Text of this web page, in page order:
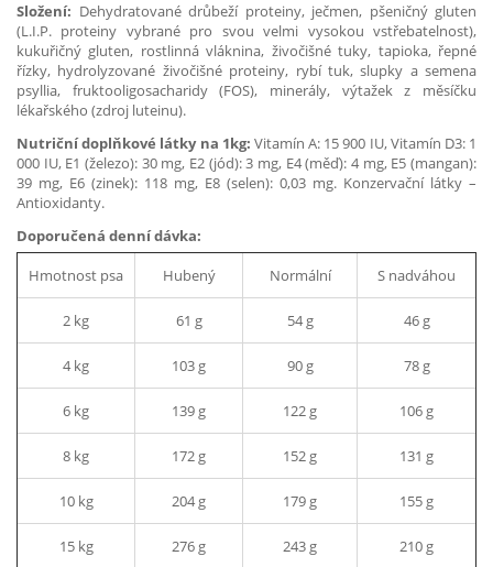
Složení: Dehydratované drůbeží proteiny, ječmen, pšeničný gluten
(L.I.P. proteiny vybrané pro svou velmi vysokou vstřebatelnost),
kukuřičný gluten, rostlinná vláknina, živočišné tuky, tapioka, řepné
řízky, hydrolyzované živočišné proteiny, rybí tuk, slupky a semena
psyllia, fruktooligosacharidy (FOS), minerály, výtažek z měsíčku
lékařského (zdroj luteinu).
Nutriční doplňkové látky na 1kg: Vitamín A: 15 900 IU, Vitamín D3: 1
000 IU, E1 (železo): 30 mg, E2 (jód): 3 mg, E4 (měď): 4 mg, E5 (mangan):
39 mg, E6 (zinek): 118 mg, E8 (selen): 0,03 mg. Konzervační látky –
Antioxidanty.
Doporučená denní dávka:
Hmotnost psa
Hubený Normální S nadváhou
2 kg 61 g 54 g 46 g
4 kg 103 g 90 g 78 g
6 kg 139 g 122 g 106 g
8 kg 172 g 152 g 131 g
10 kg 204 g 179 g 155 g
15 kg 276 g 243 g 210 g